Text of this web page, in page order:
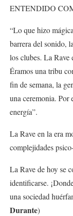
ENTENDIDO
“Lo que hizo
barrera del sonido,
los clubes. La Rave
Éramos una tribu
fin de semana, la
una ceremonia. Por
energía”.
La Rave en la era
complejidades
La Rave de hoy se
identificarse.
una sociedad
Durante)